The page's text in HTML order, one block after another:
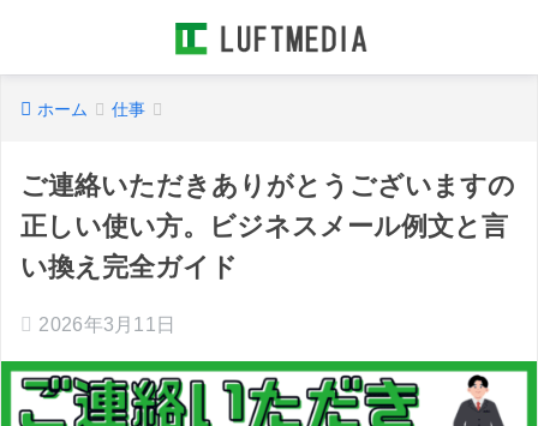
ホーム 仕事
ご連絡いただきありがとうございますの
正しい使い方。ビジネスメール例文と言
い換え完全ガイド
2026年3月11日